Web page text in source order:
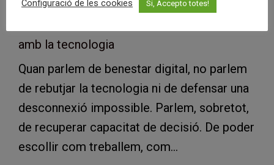
Quan parlem de benestar digital, no parlem
de rebutjar la tecnologia ni de defensar una
desconnexió impossible. Parlem, sobretot,
de recuperar capacitat de decisió. De poder
escollir com treballem, com…
Configuració de les cookies Si, Accepto totes!